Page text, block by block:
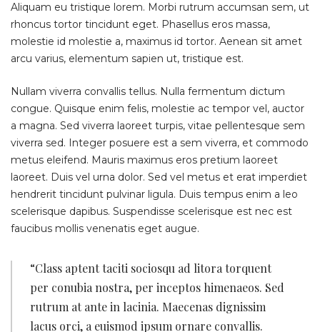
Aliquam eu tristique lorem. Morbi rutrum accumsan sem, ut
rhoncus tortor tincidunt eget. Phasellus eros massa,
molestie id molestie a, maximus id tortor. Aenean sit amet
arcu varius, elementum sapien ut, tristique est.
Nullam viverra convallis tellus. Nulla fermentum dictum
congue. Quisque enim felis, molestie ac tempor vel, auctor
a magna. Sed viverra laoreet turpis, vitae pellentesque sem
viverra sed. Integer posuere est a sem viverra, et commodo
metus eleifend. Mauris maximus eros pretium laoreet
laoreet. Duis vel urna dolor. Sed vel metus et erat imperdiet
hendrerit tincidunt pulvinar ligula. Duis tempus enim a leo
scelerisque dapibus. Suspendisse scelerisque est nec est
faucibus mollis venenatis eget augue.
“Class aptent taciti sociosqu ad litora torquent
per conubia nostra, per inceptos himenaeos. Sed
rutrum at ante in lacinia. Maecenas dignissim
lacus orci, a euismod ipsum ornare convallis.